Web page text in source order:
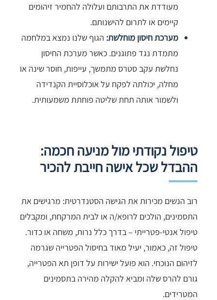
מעודדת את התרבותם ועלולה להחמיר זיהומים
קיימים או לתרום להישנותם.
מערכת חיסון מוחלשת: הגוף שלנו נמצא במלחמה
מתמדת נגד פתוגנים. כאשר מערכת החיסון
נחלשת עקב סטרס מתמשך, עייפות, חוסר שינה או
מחלה, יכולתה לפקח על אוכלוסיית הקנדידה
ולשמור אותה תחת שליטה פוחתת משמעותית.
טיפול נקודתי מול מניעה חכמה:
ההבדל שכל אישה חייבת להכיר
רוב הנשים מכירות את הגישה הסטנדרטית: מרגישים את
התסמינים, הולכים לרופא/ה או לבית המרקחת, ומקבלים
טיפול אנטי-פטרייתי – בדרך כלל נרות, משחה או כדור.
טיפול זה, כאמור, יעיל מאוד בחיסול הפטרייה שגרמה
לזיהום הנוכחי. הוא פועל ישירות על דופן תא הפטרייה,
גורם להרס שלה ומביא להקלה מהירה בתסמינים
המטרידים.